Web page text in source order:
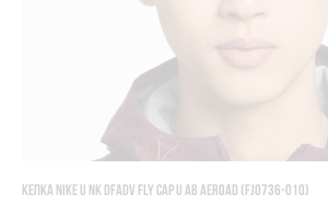
КЕПКА NIKE U NK DFADV FLY CAP U AB AEROAD (FJ0736-010)